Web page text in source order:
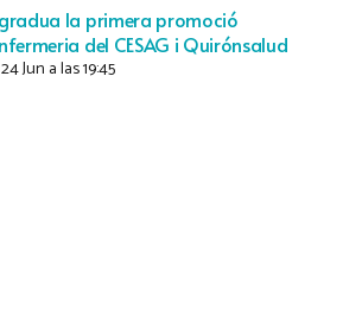
gradua la primera promoció
del CESAG i Quirónsalud
24 Jun a las 19:45